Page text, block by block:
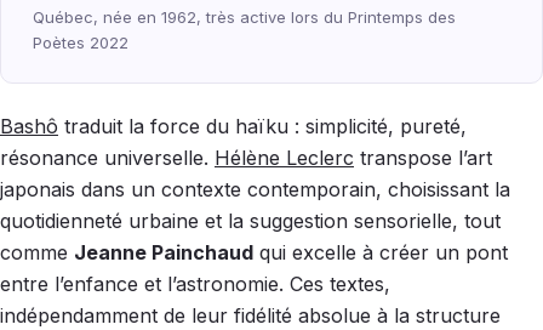
Québec, née en 1962, très active lors du Printemps des
Poètes 2022
Bashô traduit la force du haïku : simplicité, pureté,
résonance universelle. Hélène Leclerc transpose l’art
japonais dans un contexte contemporain, choisissant la
quotidienneté urbaine et la suggestion sensorielle, tout
comme Jeanne Painchaud qui excelle à créer un pont
entre l’enfance et l’astronomie. Ces textes,
indépendamment de leur fidélité absolue à la structure